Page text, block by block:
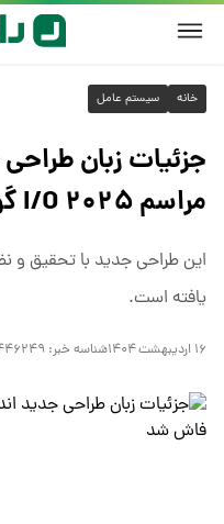
خانه سیستم عامل
جزئیات زبان
مراسم I/O ۲۰۲۵ گوگل فاش شد
این طراحی جدید با تحقیق و
یافته است.
۱۶ اردیبهشت ۱۴۰۴ شناسه خبر: